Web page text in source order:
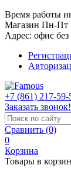
Время работы
Магазин Пн-Пт
Адрес: офис без
+7 (861) 217-59-
Заказать звонок!
Сравнить (0)
0
Корзина
Товары в